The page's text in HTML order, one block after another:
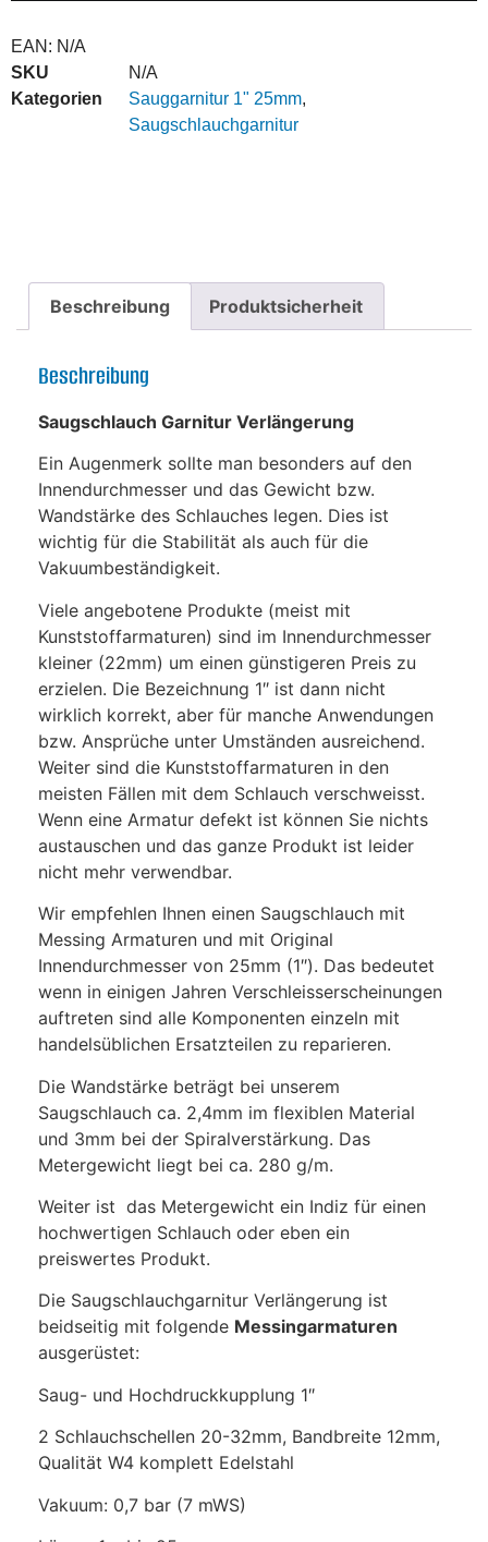
EAN: N/A
SKU
N/A
Kategorien
Sauggarnitur 1" 25mm,
Saugschlauchgarnitur
Beschreibung Produktsicherheit
Beschreibung
Saugschlauch Garnitur Verlängerung
Ein Augenmerk sollte man besonders auf den
Innendurchmesser und das Gewicht bzw.
Wandstärke des Schlauches legen. Dies ist
wichtig für die Stabilität als auch für die
Vakuumbeständigkeit.
Viele angebotene Produkte (meist mit
Kunststoffarmaturen) sind im Innendurchmesser
kleiner (22mm) um einen günstigeren Preis zu
erzielen. Die Bezeichnung 1″ ist dann nicht
wirklich korrekt, aber für manche Anwendungen
bzw. Ansprüche unter Umständen ausreichend.
Weiter sind die Kunststoffarmaturen in den
meisten Fällen mit dem Schlauch verschweisst.
Wenn eine Armatur defekt ist können Sie nichts
austauschen und das ganze Produkt ist leider
nicht mehr verwendbar.
Wir empfehlen Ihnen einen Saugschlauch mit
Messing Armaturen und mit Original
Innendurchmesser von 25mm (1″). Das bedeutet
wenn in einigen Jahren Verschleisserscheinungen
auftreten sind alle Komponenten einzeln mit
handelsüblichen Ersatzteilen zu reparieren.
Die Wandstärke beträgt bei unserem
Saugschlauch ca. 2,4mm im flexiblen Material
und 3mm bei der Spiralverstärkung. Das
Metergewicht liegt bei ca. 280 g/m.
Weiter ist das Metergewicht ein Indiz für einen
hochwertigen Schlauch oder eben ein
preiswertes Produkt.
Die Saugschlauchgarnitur Verlängerung ist
beidseitig mit folgende Messingarmaturen
ausgerüstet:
Saug- und Hochdruckkupplung 1″
2 Schlauchschellen 20-32mm, Bandbreite 12mm,
Qualität W4 komplett Edelstahl
Vakuum: 0,7 bar (7 mWS)